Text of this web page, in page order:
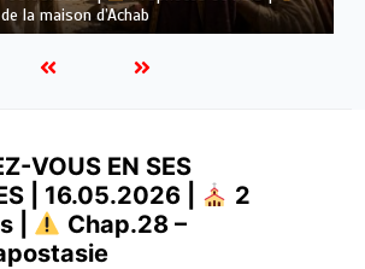
VOUS EN SES
| 16.05.2026 |
2
|
Chap.28 –